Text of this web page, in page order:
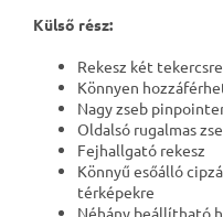
Külső rész:
Rekesz két
Könnyen
Nagy zseb
Oldalsó rugalmas
Fejhallgató rekesz
Könnyű esőálló
térképekre
Néhány beállítható